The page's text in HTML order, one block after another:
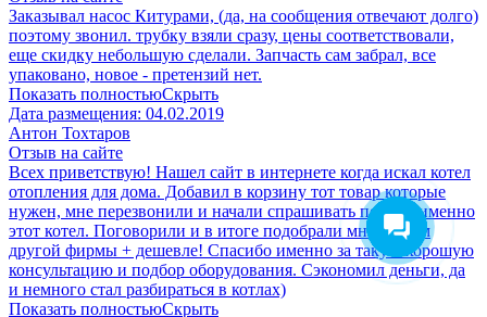
Заказывал насос Китурами, (да, на сообщения отвечают долго)
поэтому звонил. трубку взяли сразу, цены соответствовали,
еще скидку небольшую сделали. Запчасть сам забрал, все
упаковано, новое - претензий нет.
Показать полностьюСкрыть
Дата размещения: 04.02.2019
Антон Тохтаров
Отзыв на сайте
Всех приветствую! Нашел сайт в интернете когда искал котел
отопления для дома. Добавил в корзину тот товар которые
нужен, мне перезвонили и начали спрашивать почему именно
этот котел. Поговорили и в итоге подобрали мне совсем
другой фирмы + дешевле! Спасибо именно за такую хорошую
консультацию и подбор оборудования. Сэкономил деньги, да
и немного стал разбираться в котлах)
Показать полностьюСкрыть